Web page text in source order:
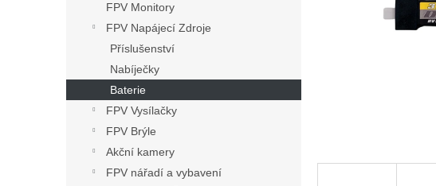
FPV Monitory
FPV Napájecí Zdroje
Příslušenství
Nabíječky
Baterie
FPV Vysílačky
FPV Brýle
Akční kamery
FPV nářadí a vybavení